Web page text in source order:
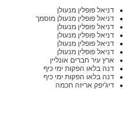
דניאל פופלין מנעולן
דניאל פופלין מנעולן מוסמך
דניאל פופלין מנעולן
דניאל פופלין מנעולן
דניאל פופלין מנעולן
דניאל פופלין מנעולן
ארץ עיר חברים אונליין
דנה בלאו הפקות ימי כיף
דנה בלאו הפקות ימי כיף
דיג'יפק אריזה חכמה